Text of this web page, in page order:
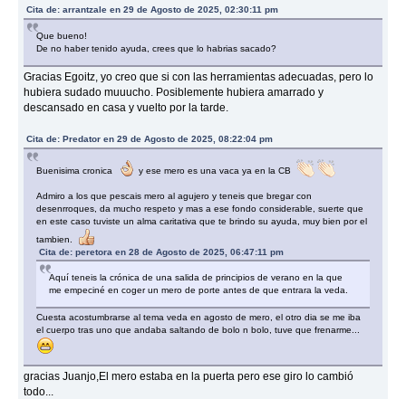
Cita de: arrantzale en 29 de Agosto de 2025, 02:30:11 pm
Que bueno!
De no haber tenido ayuda, crees que lo habrias sacado?
Gracias Egoitz, yo creo que si con las herramientas adecuadas, pero lo
hubiera sudado muuucho. Posiblemente hubiera amarrado y
descansado en casa y vuelto por la tarde.
Cita de: Predator en 29 de Agosto de 2025, 08:22:04 pm
Buenisima cronica y ese mero es una vaca ya en la CB
Admiro a los que pescais mero al agujero y teneis que bregar con
desenrroques, da mucho respeto y mas a ese fondo considerable, suerte que
en este caso tuviste un alma caritativa que te brindo su ayuda, muy bien por el
tambien.
Cita de: peretora en 28 de Agosto de 2025, 06:47:11 pm
Aquí teneis la crónica de una salida de principios de verano en la que
me empeciné en coger un mero de porte antes de que entrara la veda.
Cuesta acostumbrarse al tema veda en agosto de mero, el otro dia se me iba
el cuerpo tras uno que andaba saltando de bolo n bolo, tuve que frenarme...
gracias Juanjo,El mero estaba en la puerta pero ese giro lo cambió
todo...